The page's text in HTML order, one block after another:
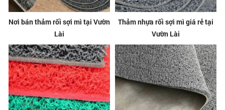
Nơi bán thảm rối sợi mì tại Vườn
Lài
Thảm nhựa rối sợi mì giá rẻ tại
Vườn Lài